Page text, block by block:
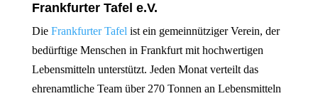
Frankfurter Tafel e.V.
Die Frankfurter Tafel ist ein gemeinnütziger Verein, der
bedürftige Menschen in Frankfurt mit hochwertigen
Lebensmitteln unterstützt. Jeden Monat verteilt das
ehrenamtliche Team über 270 Tonnen an Lebensmitteln